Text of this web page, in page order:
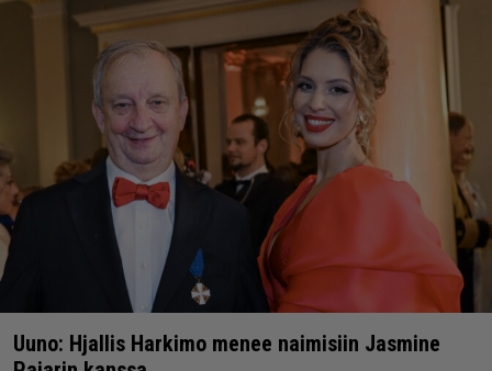
Uuno: Hjallis Harkimo menee naimisiin Jasmine